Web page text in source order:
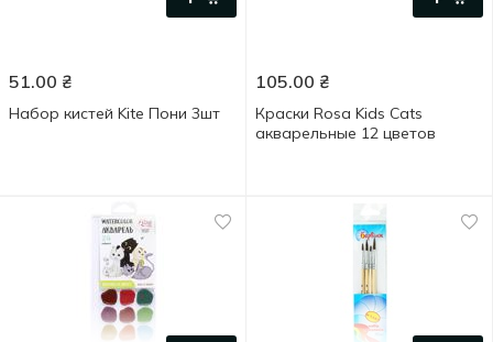
51.00 ₴
Набор кистей Kite Пони 3шт
105.00 ₴
Краски Rosa Kids Cats
акварельные 12 цветов